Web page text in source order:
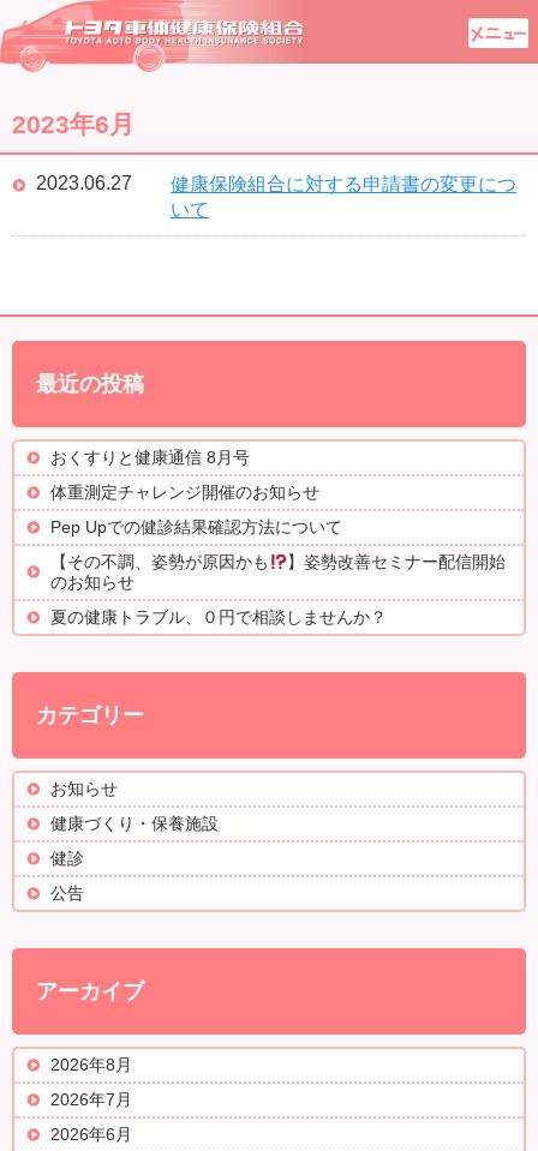
2023年6月
健康保険組合に対する申請書の変更につ
いて
2023.06.27
最近の投稿
おくすりと健康通信 8月号
体重測定チャレンジ開催のお知らせ
Pep Upでの健診結果確認方法について
【その不調、姿勢が原因かも
】姿勢改善セミナー配信開始
のお知らせ
夏の健康トラブル、０円で相談しませんか？
カテゴリー
お知らせ
健康づくり・保養施設
健診
公告
アーカイブ
2026年8月
2026年7月
2026年6月